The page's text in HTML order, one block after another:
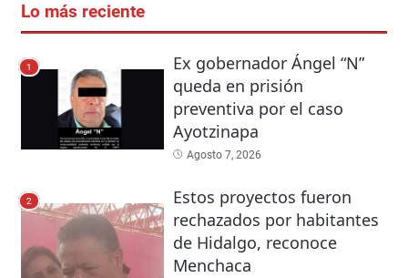
Lo más reciente
1
Ex gobernador Ángel “N”
queda en prisión
preventiva por el caso
Ayotzinapa
Agosto 7, 2026
2
Estos proyectos fueron
rechazados por habitantes
de Hidalgo, reconoce
Menchaca